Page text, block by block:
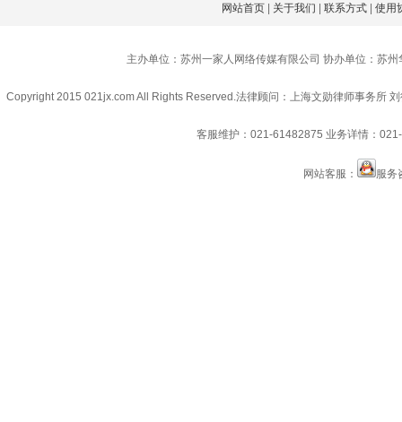
网站首页 关于我们 |联系方式 |使用
主办单位：苏州一家人网络传媒有限公司 协办单位：苏
Copyright 2015 021jx.com All Rights Reserved.法律顾问：上海文勋律师事务所
客服维护：021-61482875 业务详情：
网站客服： 服务